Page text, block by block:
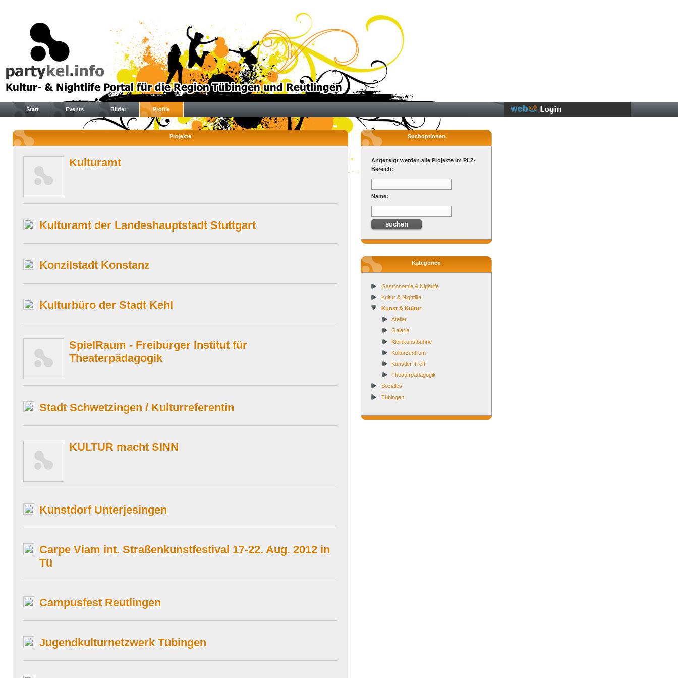
Start Events Bilder Profile
Projekte
Kulturamt
Kulturamt der Landeshauptstadt Stuttgart
Konzilstadt Konstanz
Kulturbüro der Stadt Kehl
SpielRaum - Freiburger Institut für
Theaterpädagogik
Stadt Schwetzingen / Kulturreferentin
KULTUR macht SINN
Kunstdorf Unterjesingen
Carpe Viam int. Straßenkunstfestival 17-22. Aug. 2012 in
Tü
Campusfest Reutlingen
Jugendkulturnetzwerk Tübingen
Suchoptionen
Angezeigt werden alle Projekte im PLZ-
Bereich:
Name:
Kategorien
Gastronomie & Nightlife
Kultur & Nightlife
Kunst & Kultur
Atelier
Galerie
Kleinkunstbühne
Kulturzentrum
Künstler-Treff
Theaterpädagogik
Soziales
Tübingen